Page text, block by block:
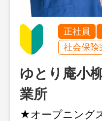
正社員
社会保険
ゆとり庵小
業所
★オープニング